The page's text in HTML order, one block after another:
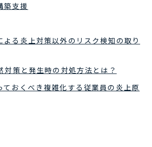
築支援
よる炎上対策以外のリスク検知の取り
対策と発生時の対処方法とは？
ておくべき複雑化する従業員の炎上原